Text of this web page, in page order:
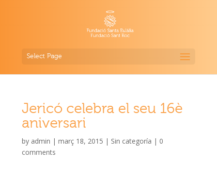
Select Page
Jericó celebra el seu 16è
aniversari
by admin | març 18, 2015 | Sin categoría | 0
comments